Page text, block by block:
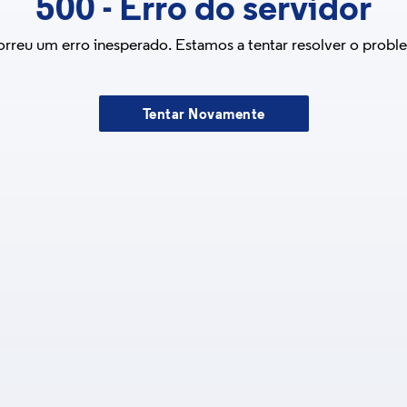
500 - Erro do servidor
um erro inesperado. Estamos a tentar resolver o
Tentar Novamente